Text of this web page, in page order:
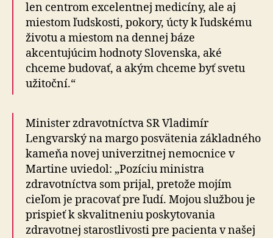
len centrom excelentnej medicíny, ale aj
miestom ľudskosti, pokory, úcty k ľudskému
životu a miestom na dennej báze
akcentujúcim hodnoty Slovenska, aké
chceme budovať, a akým chceme byť svetu
užitoční.“
Minister zdravotníctva SR Vladimír
Lengvarský na margo posvätenia základného
kameňa novej univerzitnej nemocnice v
Martine uviedol: „Pozíciu ministra
zdravotníctva som prijal, pretože mojím
cieľom je pracovať pre ľudí. Mojou službou je
prispieť k skvalitneniu poskytovania
zdravotnej starostlivosti pre pacienta v našej